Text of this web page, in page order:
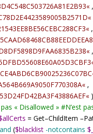
« ,
«
« ,
« ,
« ,
«
« Disallowed » #N’est
= Get–ChildItem –
($blacklist -notcontains $_